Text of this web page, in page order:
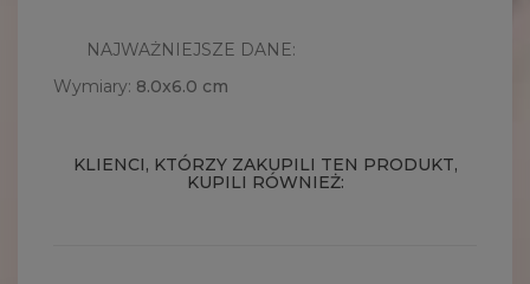
NAJWAŻNIEJSZE DANE:
Wymiary: 8.0x6.0 cm
KLIENCI, KTÓRZY ZAKUPILI TEN PRODUKT,
KUPILI RÓWNIEŻ: